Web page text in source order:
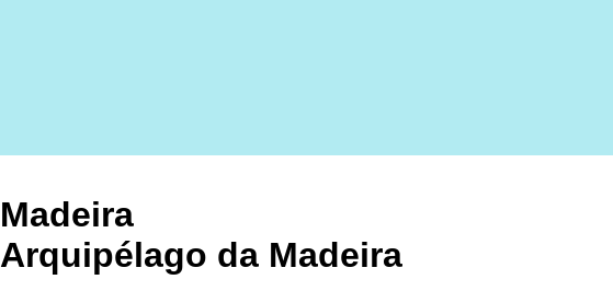
Madeira
Arquipélago da Madeira